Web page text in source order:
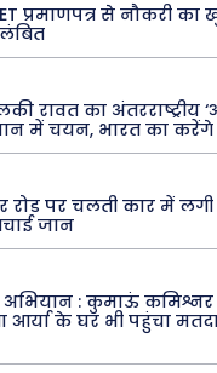
प्रमाणपत्र से नौकरी का
रावत का अंतरराष्ट्रीय
में चयन, भारत का करेंगे
रोड पर चलती कार में
जान
अभियान : कुमाऊं कमिश्नर
आर्या के घर भी पहुंचा